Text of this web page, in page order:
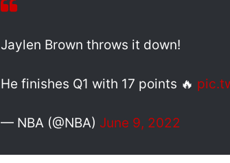
Jaylen Brown throws it down!
He finishes Q1 with 17 points 🔥
— NBA (@NBA) June 9, 2022